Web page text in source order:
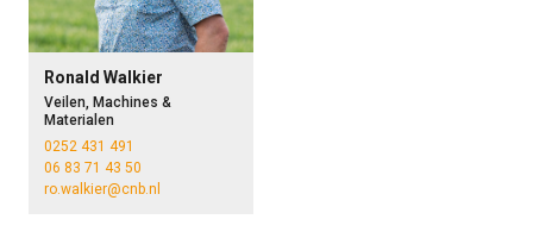
Ronald Walkier
Veilen, Machines &
Materialen
0252 431 491
06 83 71 43 50
ro.walkier@cnb.nl